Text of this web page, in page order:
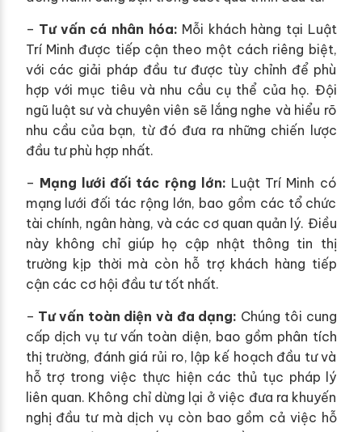
– Tư vấn cá nhân hóa: Mỗi khách hàng tại Luật
Trí Minh được tiếp cận theo một cách riêng biệt,
với các giải pháp đầu tư được tùy chỉnh để phù
hợp với mục tiêu và nhu cầu cụ thể của họ. Đội
ngũ luật sư và chuyên viên sẽ lắng nghe và hiểu rõ
nhu cầu của bạn, từ đó đưa ra những chiến lược
đầu tư phù hợp nhất.
– Mạng lưới đối tác rộng lớn: Luật Trí Minh có
mạng lưới đối tác rộng lớn, bao gồm các tổ chức
tài chính, ngân hàng, và các cơ quan quản lý. Điều
này không chỉ giúp họ cập nhật thông tin thị
trường kịp thời mà còn hỗ trợ khách hàng tiếp
cận các cơ hội đầu tư tốt nhất.
– Tư vấn toàn diện và đa dạng: Chúng tôi cung
cấp dịch vụ tư vấn toàn diện, bao gồm phân tích
thị trường, đánh giá rủi ro, lập kế hoạch đầu tư và
hỗ trợ trong việc thực hiện các thủ tục pháp lý
liên quan. Không chỉ dừng lại ở việc đưa ra khuyến
nghị đầu tư mà dịch vụ còn bao gồm cả việc hỗ